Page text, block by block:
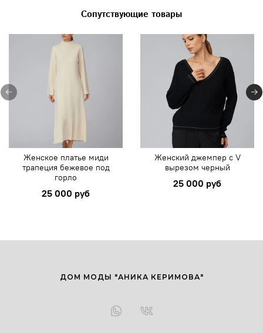
Сопутствующие товары
Женское платье миди
трапеция бежевое под
горло
25 000 руб
Женский джемпер с V
вырезом черный
25 000 руб
ДОМ МОДЫ "АНИКА КЕРИМОВА"